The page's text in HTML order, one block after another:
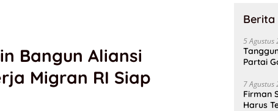
Bangun Aliansi
Migran RI Siap
Berita
5 Agustus
Partai
7 Agustus
Firman
Harus